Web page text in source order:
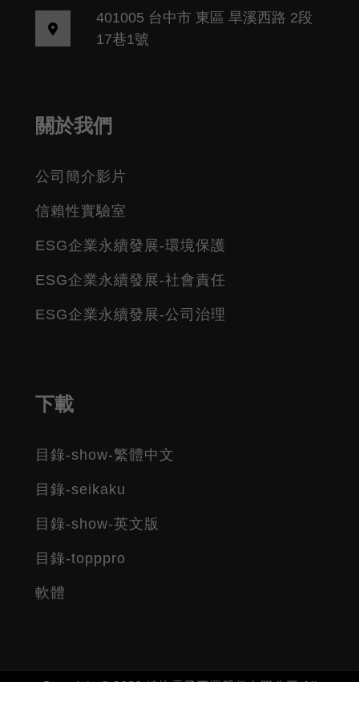
401005 台中市 東區 旱溪西路 2段
17巷1號
關於我們
公司簡介影片
信賴性實驗室
ESG企業永續發展-環境保護
ESG企業永續發展-社會責任
ESG企業永續發展-公司治理
下載
目錄-show-繁體中文
目錄-seikaku
目錄-show-英文版
目錄-topppro
軟體
Copyright © 2026 精格電子工業股份有限公司 All